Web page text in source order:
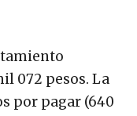
072 pesos. La
por pagar (640